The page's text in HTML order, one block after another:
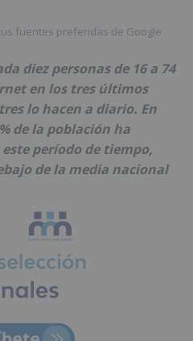
fuentes preferidas de Google
diez personas de 16 a 74
en los tres últimos
lo hacen a diario. En
de la población ha
período de tiempo,
de la media nacional